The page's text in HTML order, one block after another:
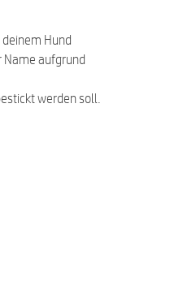
Hund
aufgrund
werden soll.